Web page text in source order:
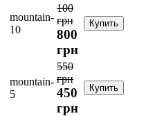
mountain-
10
100
грн
800
грн
Купить
mountain-
5
550
грн
450
грн
Купить